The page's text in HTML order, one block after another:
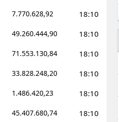
7.770.628,92 18:10
49.260.444,90 18:10
71.553.130,84 18:10
33.828.248,20 18:10
1.486.420,23 18:10
45.407.680,74 18:10